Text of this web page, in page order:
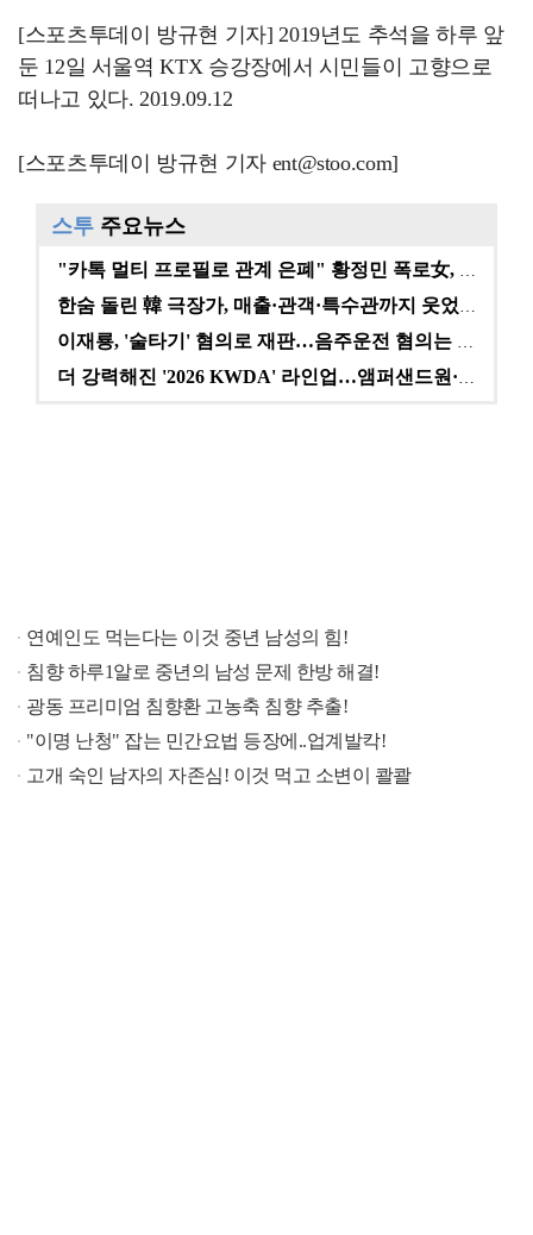
[스포츠투데이 방규현 기자] 2019년도 추석을 하루 앞
둔 12일 서울역 KTX 승강장에서 시민들이 고향으로
떠나고 있다. 2019.09.12
[스포츠투데이 방규현 기자 ent@stoo.com]
스투 주요뉴스